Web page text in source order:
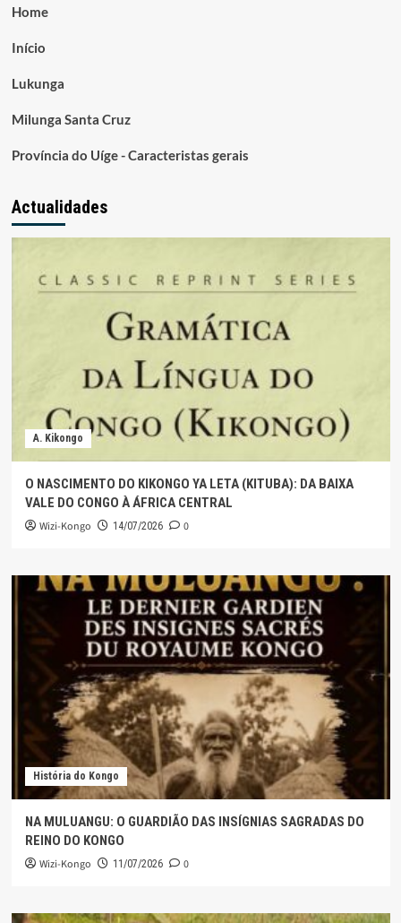
Home
Início
Lukunga
Milunga Santa Cruz
Província do Uíge - Caracteristas gerais
Actualidades
A. Kikongo
O NASCIMENTO DO KIKONGO YA LETA (KITUBA): DA BAIXA
VALE DO CONGO À ÁFRICA CENTRAL
Wizi-Kongo 14/07/2026 0
História do Kongo
NA MULUANGU: O GUARDIÃO DAS INSÍGNIAS SAGRADAS DO
REINO DO KONGO
Wizi-Kongo 11/07/2026 0